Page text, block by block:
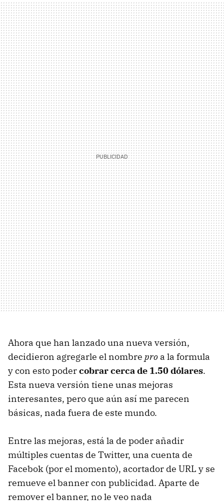
Ahora que han lanzado una nueva versión,
decidieron agregarle el nombre pro a la formula
y con esto podercobrar cerca de 1.50 dólares.
Esta nueva versión tiene unas mejoras
interesantes, pero que aún así me parecen
básicas, nada fuera de este mundo.
Entre las mejoras, está la de poder añadir
múltiples cuentas de Twitter, una cuenta de
Facebok (por el momento), acortador de URL y se
remueve el banner con publicidad. Aparte de
remover el banner, no le veo nada